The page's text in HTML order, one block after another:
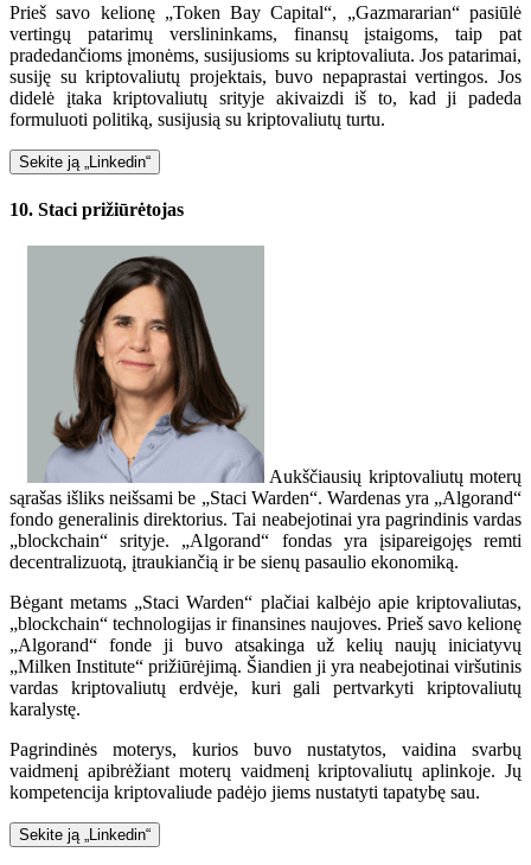
Prieš savo kelionę „Token Bay Capital“, „Gazmararian“ pasiūlė
vertingų patarimų verslininkams, finansų įstaigoms, taip pat
pradedančioms įmonėms, susijusioms su kriptovaliuta. Jos patarimai,
susiję su kriptovaliutų projektais, buvo nepaprastai vertingos. Jos
didelė įtaka kriptovaliutų srityje akivaizdi iš to, kad ji padeda
formuluoti politiką, susijusią su kriptovaliutų turtu.
Sekite ją „Linkedin“
10. Staci prižiūrėtojas
Aukščiausių kriptovaliutų moterų
sąrašas išliks neišsami be „Staci Warden“. Wardenas yra „Algorand“
fondo generalinis direktorius. Tai neabejotinai yra pagrindinis vardas
„blockchain“ srityje. „Algorand“ fondas yra įsipareigojęs remti
decentralizuotą, įtraukiančią ir be sienų pasaulio ekonomiką.
Bėgant metams „Staci Warden“ plačiai kalbėjo apie kriptovaliutas,
„blockchain“ technologijas ir finansines naujoves. Prieš savo kelionę
„Algorand“ fonde ji buvo atsakinga už kelių naujų iniciatyvų
„Milken Institute“ prižiūrėjimą. Šiandien ji yra neabejotinai viršutinis
vardas kriptovaliutų erdvėje, kuri gali pertvarkyti kriptovaliutų
karalystę.
Pagrindinės moterys, kurios buvo nustatytos, vaidina svarbų
vaidmenį apibrėžiant moterų vaidmenį kriptovaliutų aplinkoje. Jų
kompetencija kriptovaliude padėjo jiems nustatyti tapatybę sau.
Sekite ją „Linkedin“